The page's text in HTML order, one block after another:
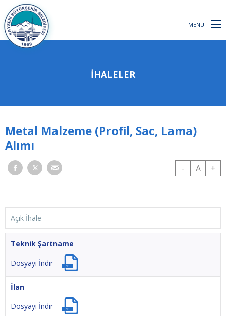
MENÜ
İHALELER
Metal Malzeme (Profil, Sac, Lama)
Alımı
- A +
Açık İhale
Teknik Şartname
Dosyayı İndir
İlan
Dosyayı İndir